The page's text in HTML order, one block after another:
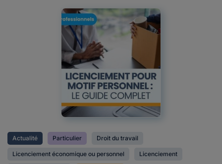
Actualité Particulier Droit du travail
Licenciement économique ou personnel Licenciement